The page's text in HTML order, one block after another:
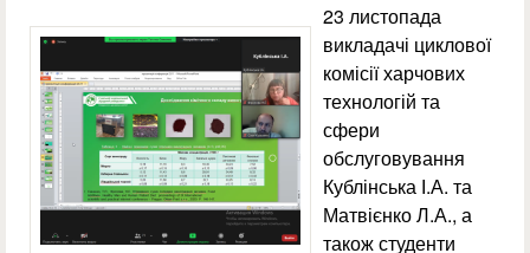
23 листопада
викладачі циклової
комісії харчових
технологій та
сфери
обслуговування
Кублінська І.А. та
Матвієнко Л.А., а
також студенти